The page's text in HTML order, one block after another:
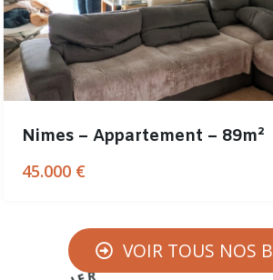
Nimes – Appartement – 89m²
45.000 €
VOIR TOUS NOS